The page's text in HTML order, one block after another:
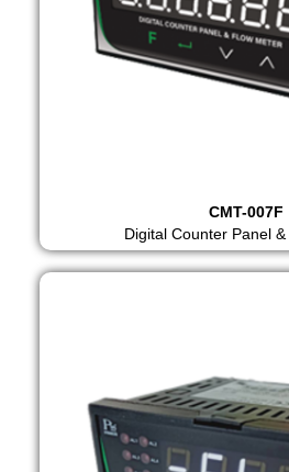
CMT-007F
Digital Counter Panel